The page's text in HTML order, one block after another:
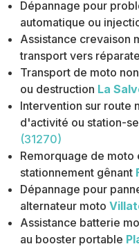
Dépannage pour
automatique ou
Assistance crevaison
transport vers
Transport de moto
ou destruction La
Intervention sur route
d'activité ou station-
(31270)
Remorquage de moto
stationnement gênant
Dépannage pour
alternateur moto
Assistance batterie
au booster portable